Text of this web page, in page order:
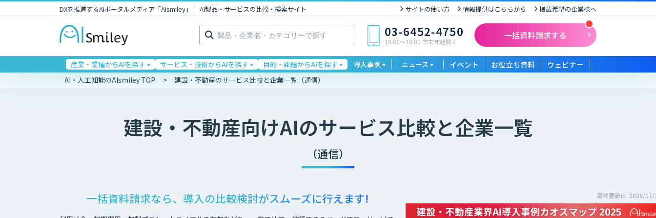
DXを推進するAIポータルメディア「AIsmiley」｜ AI製品・サービスの比較・検索サイト サイトの使い方 情報提供はこちらから 掲載希望の企業様へ
検
索: 03-6452-4750
10:00〜18:00 年末年始除く
一括資料請求する
産業・業種からAIを探す サービス・技術からAIを探す 目的・課題からAIを探す 導入事例 ニュース イベント お役立ち資料 ウェビナー
AI・人工知能のAIsmiley TOP 建設・不動産のサービス比較と企業一覧（通信）
建設・不動産向けAIのサービス比較と企業一覧
（通信）
一括資料請求なら、導入の比較検討がスムーズに行えます! 最終更新日: 2026/07/